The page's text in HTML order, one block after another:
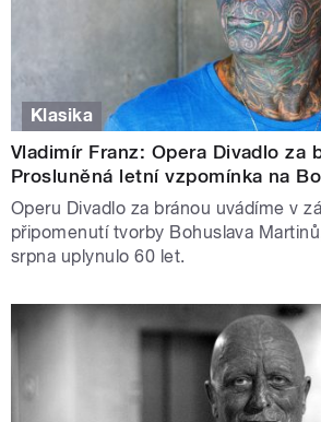
Klasika
Vladimír Franz: Opera Divadlo za
Prosluněná letní vzpomínka na
Operu Divadlo za bránou uvádíme v
připomenutí tvorby Bohuslava
srpna uplynulo 60 let.